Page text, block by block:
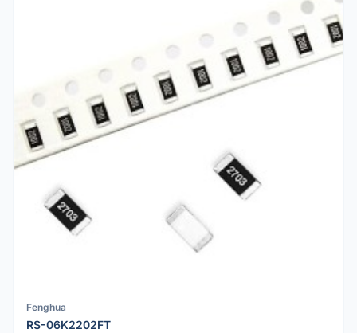
Fenghua
RS-06K2202FT